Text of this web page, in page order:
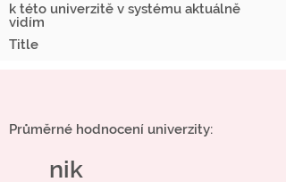
k této univerzitě v systému aktuálně
vidím
Title
Průměrné hodnocení univerzity:
nik